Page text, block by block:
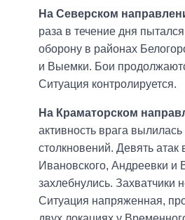
На Северском
раза в течение дня
оборону в районах
и Выемки. Бои
Ситуация контролируется.
На Краматорском
активность врага
столкновений. Девять атак
Ивановского, Андреевки и
захлебнулись. Захватчики
Ситуация напряженная,